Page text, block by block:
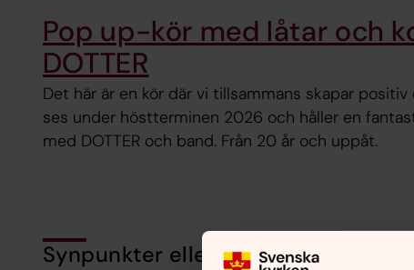
Pop up-kör med låtar och
DOTTER
Det här är en kör där vi tillsammans skapar positiv
ses under höstterminen 2026 och håller en
med DOTTER och band. Från 20 år och uppåt.
Synpunkter eller frågor på sidans